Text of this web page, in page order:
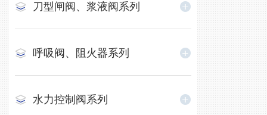
刀型闸阀、浆液阀系列
呼吸阀、阻火器系列
水力控制阀系列